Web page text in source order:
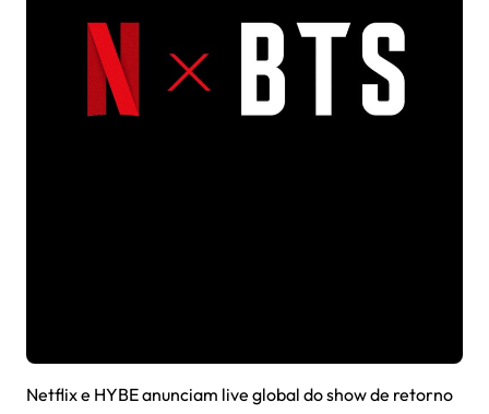
Netflix e HYBE anunciam live global do show de retorno